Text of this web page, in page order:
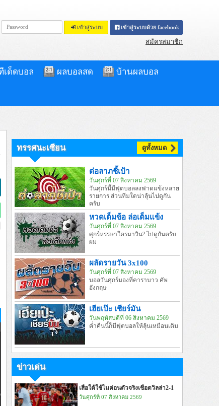
เข้าสู่ระบบ เข้าสู่ระบบด้วย facebook
สมัครสมาชิก
เด็ดบอล ผลบอลสด บ้านผลบอล
ทรรศนะเซียน ดูทั้งหมด
ต่อลาภชี้เป้า
วันศุกร์ที่ 07 สิงหาคม 2569
วันศุกร์นี้มีฟุตบอลลงฟาดแข้งหลาย
รายการ ส่วนทีมใดน่าลุ้นไปดูกัน
ครับ
หวดเต็มข้อ ล่อเต็มแข้ง
วันศุกร์ที่ 07 สิงหาคม 2569
ศุกร์หรรษาใครมาวิน? ไปดูกันครับ
ผม
ผลัดรายวัน 3x100
วันศุกร์ที่ 07 สิงหาคม 2569
บอลวันศุกร์มองที่คาราบาว คัพ
อังกฤษ
เฮียเป๊ะ เชียร์มัน
วันพฤหัสบดีที่ 06 สิงหาคม 2569
ค่ำคืนนี้ก็มีฟุตบอลให้ลุ้นเหมือนเดิม
ข่าวเด่น
เสือใต้ใช้ไมค่อนตัวจริงเชือดวิลล่า2-1
วันศุกร์ที่ 07 สิงหาคม 2569